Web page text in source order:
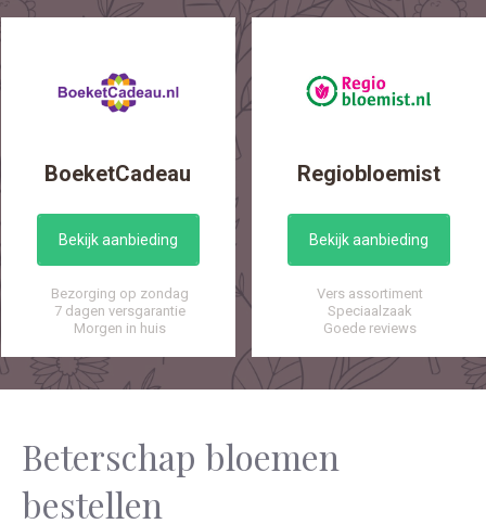
BoeketCadeau
Bekijk aanbieding
Bezorging op zondag
7 dagen versgarantie
Morgen in huis
Regiobloemist
Bekijk aanbieding
Vers assortiment
Speciaalzaak
Goede reviews
Beterschap bloemen
bestellen